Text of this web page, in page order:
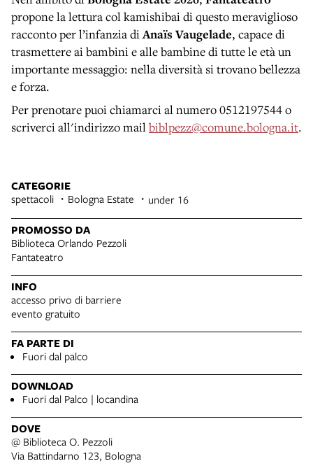
propone la lettura col kamishibai di questo meraviglioso
racconto per l’infanzia diAnaïs Vaugelade, capace di
trasmettere ai bambini e alle bambine di tutte le età un
importante messaggio: nella diversità si trovano bellezza
e forza.
Per prenotare puoi chiamarci al numero 0512197544 o
scriverci all'indirizzo mailbiblpezz@comune.bologna.it.
CATEGORIE
spettacoli Bologna Estate under 16
PROMOSSO DA
Biblioteca Orlando Pezzoli
Fantateatro
INFO
accesso privo di barriere
evento gratuito
FA PARTE DI
Fuori dal palco
DOWNLOAD
Fuori dal Palco | locandina
DOVE
@ Biblioteca O. Pezzoli
Via Battindarno 123, Bologna